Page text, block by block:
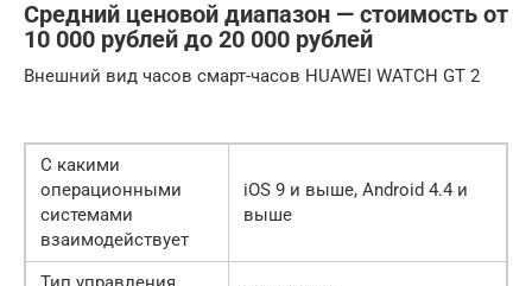
Средний ценовой диапазон — стоимость от
10 000 рублей до 20 000 рублей
Внешний вид часов смарт-часов HUAWEI WATCH GT 2
С какими
операционными
системами
взаимодействует
iOS 9 и выше, Android 4.4 и
выше